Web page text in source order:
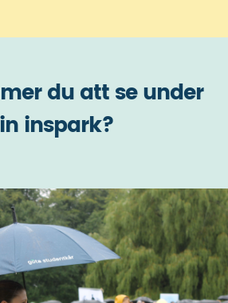
du att se under
inspark?